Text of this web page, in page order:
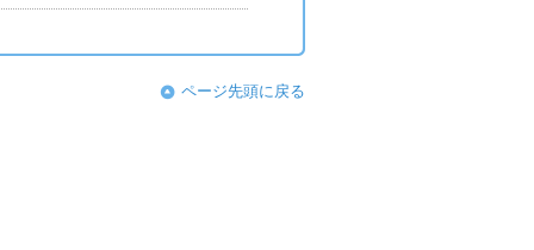
ページ先頭に戻る